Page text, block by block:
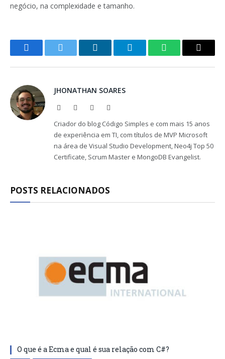
negócio, na complexidade e tamanho.
FacebookTwitter LinkedInTelegramWhatsAppCopy
JHONATHAN SOARES
Website Facebook
Criador do blog Código Simples e com mais 15 anos
de experiência em TI, com títulos de MVP Microsoft
na área de Visual Studio Development, Neo4j Top 50
Certificate, Scrum Master e MongoDB Evangelist.
POSTS RELACIONADOS
O que é a Ecma e qual é sua relação com C#?